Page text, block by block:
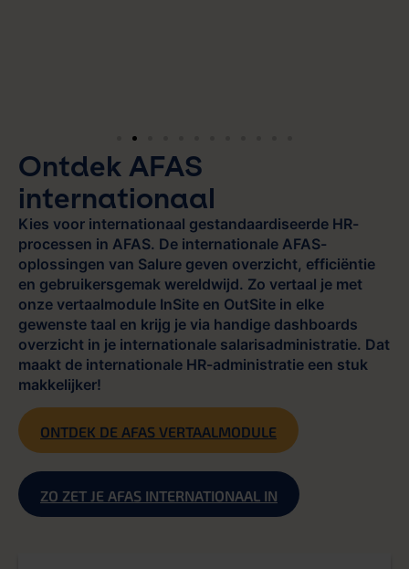
Ontdek AFAS
internationaal
Kies voor internationaal gestandaardiseerde HR-
processen in AFAS. De internationale AFAS-
oplossingen van Salure geven overzicht, efficiëntie
en gebruikersgemak wereldwijd. Zo vertaal je met
onze vertaalmodule InSite en OutSite in elke
gewenste taal en krijg je via handige dashboards
overzicht in je internationale salarisadministratie. Dat
maakt de internationale HR-administratie een stuk
makkelijker!
ONTDEK DE AFAS VERTAALMODULE
ZO ZET JE AFAS INTERNATIONAAL IN